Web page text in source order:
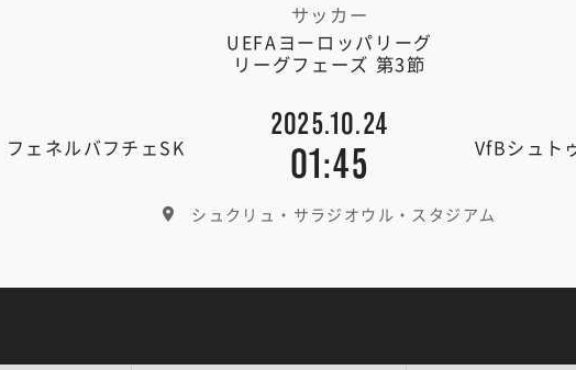
サッカー
UEFAヨーロッパリーグ
リーグフェーズ 第3節
フェネルバフチェSK
2025.10.24
01:45 VfBシュト
シュクリュ・サラジオウル・スタジアム